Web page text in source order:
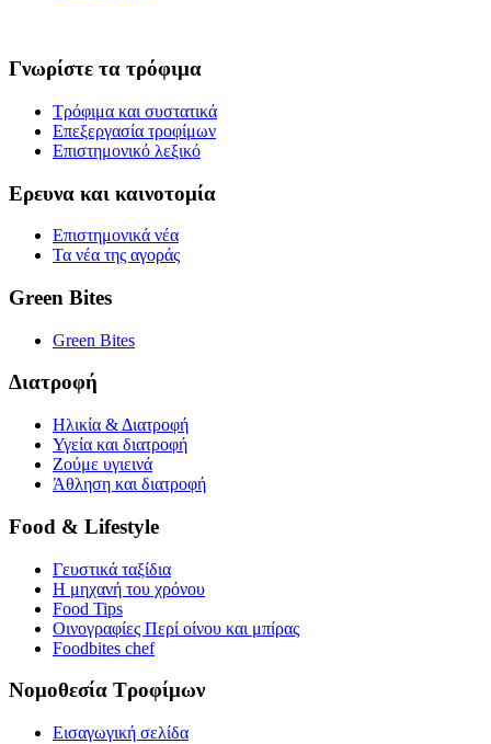
Γνωρίστε τα τρόφιμα
Τρόφιμα και συστατικά
Επεξεργασία τροφίμων
Επιστημονικό λεξικό
Ερευνα και καινοτομία
Επιστημονικά νέα
Τα νέα της αγοράς
Green Bites
Green Bites
Διατροφή
Ηλικία & Διατροφή
Υγεία και διατροφή
Ζούμε υγιεινά
Άθληση και διατροφή
Food & Lifestyle
Γευστικά ταξίδια
Η μηχανή του χρόνου
Food Tips
Οινογραφίες Περί οίνου και μπίρας
Foodbites chef
Νομοθεσία Τροφίμων
Εισαγωγική σελίδα